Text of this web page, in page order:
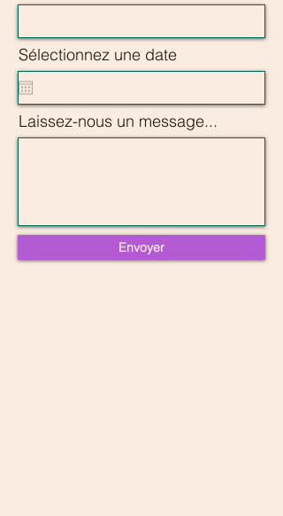
Sélectionnez une date
Laissez-nous un message...
Envoyer